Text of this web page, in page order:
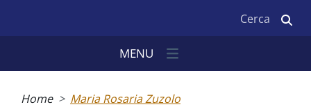
MENU
Home Maria Rosaria Zuzolo